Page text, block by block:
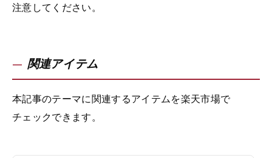
注意してください。
関連アイテム
本記事のテーマに関連するアイテムを楽天市場で
チェックできます。